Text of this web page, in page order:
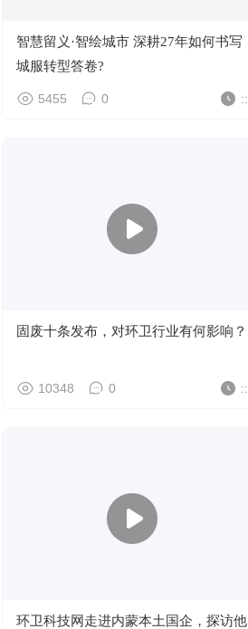
智慧留义·智绘城市 深耕27年如何书写
城服转型答卷?
5455 0 ::
固废十条发布，对环卫行业有何影响？
10348 0 ::
环卫科技网走进内蒙本土国企，探访他